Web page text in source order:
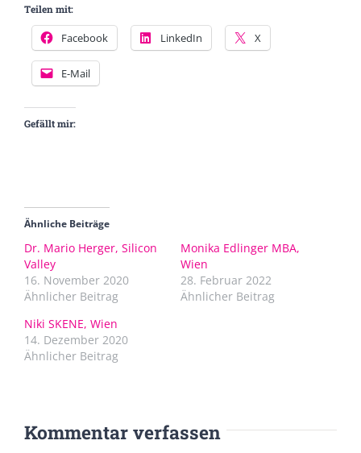
Teilen mit:
Facebook LinkedIn X
E-Mail
Gefällt mir:
Ähnliche Beiträge
Dr. Mario Herger, Silicon
Valley
16. November 2020
Ähnlicher Beitrag
Monika Edlinger MBA,
Wien
28. Februar 2022
Ähnlicher Beitrag
Niki SKENE, Wien
14. Dezember 2020
Ähnlicher Beitrag
Kommentar verfassen